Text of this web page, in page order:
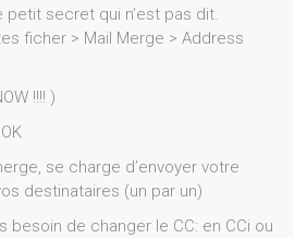
petit secret qui n’est pas dit.
ficher > Mail Merge > Address
!!!! )
se charge d’envoyer votre
destinataires (un par un)
besoin de changer le CC: en CCi ou